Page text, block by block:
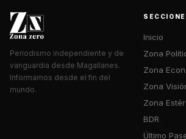
Periodismo independiente y de
vanguardia desde Magallanes.
Informamos desde el fin del
mundo.
Inicio
Zona
Zona
Zona
Zona
BDR
Último